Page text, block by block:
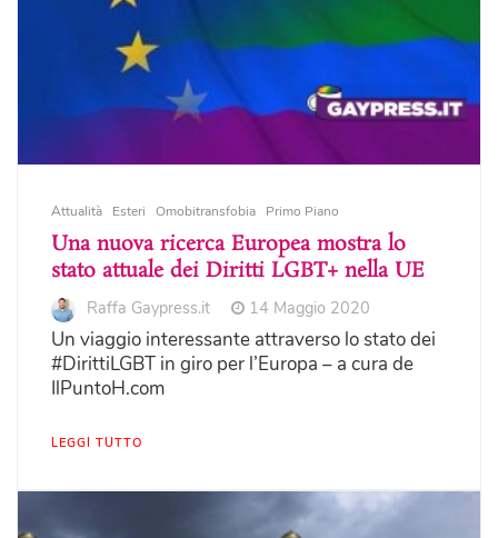
Attualità Esteri Omobitransfobia Primo Piano
Una nuova ricerca Europea mostra lo
stato attuale dei Diritti LGBT+ nella UE
Raffa Gaypress.it 14 Maggio 2020
Un viaggio interessante attraverso lo stato dei
#DirittiLGBT in giro per l’Europa – a cura de
IlPuntoH.com
LEGGI TUTTO